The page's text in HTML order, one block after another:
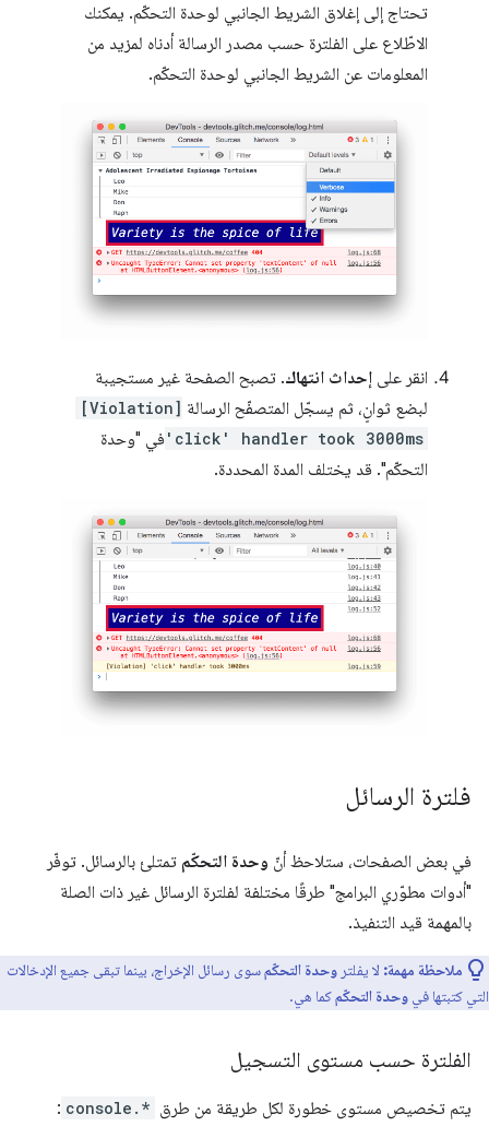
تحتاج إلى إغلاق الشريط الجانبي لوحدة التحكّم. يمكنك
الاطّلاع على الفلترة حسب مصدر الرسالة أدناه لمزيد من
المعلومات عن الشريط الجانبي لوحدة التحكّم.
انقر على إحداث انتهاك. تصبح الصفحة غير مستجيبة
لبضع ثوانٍ، ثم يسجّل المتصفّح الرسالة [Violation]
'click' handler took 3000ms في "وحدة
التحكّم". قد يختلف المدة المحددة.
فلترة الرسائل
في بعض الصفحات، ستلاحظ أنّ وحدة التحكّم تمتلئ بالرسائل. توفّر
"أدوات مطوّري البرامج" طرقًا مختلفة لفلترة الرسائل غير ذات الصلة
بالمهمة قيد التنفيذ.
ملاحظة مهمة: لا يفلتر وحدة التحكّمسوى رسائل الإخراج، بينما تبقى جميع الإدخالات
التي كتبتها في وحدة التحكّمكما هي.
الفلترة حسب مستوى التسجيل
يتم تخصيص مستوى خطورة لكل طريقة من طرق console.*
: